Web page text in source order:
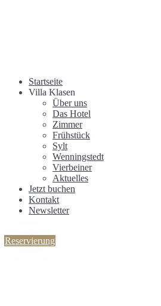
Startseite
Villa Klasen
Über uns
Das Hotel
Zimmer
Frühstück
Sylt
Wenningstedt
Vierbeiner
Aktuelles
Jetzt buchen
Kontakt
Newsletter
Reservierung